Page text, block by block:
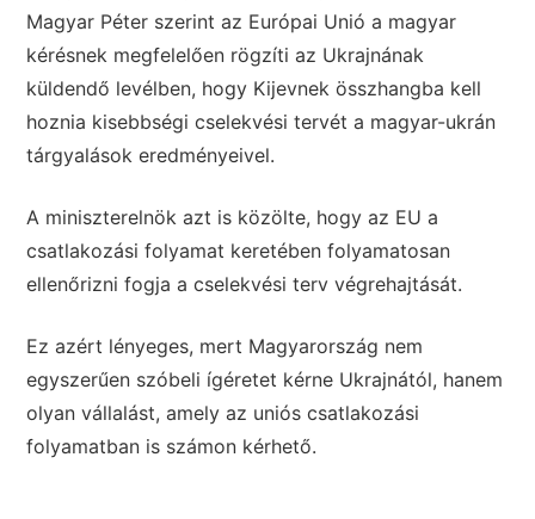
Magyar Péter szerint az Európai Unió a magyar
kérésnek megfelelően rögzíti az Ukrajnának
küldendő levélben, hogy Kijevnek összhangba kell
hoznia kisebbségi cselekvési tervét a magyar-ukrán
tárgyalások eredményeivel.
A miniszterelnök azt is közölte, hogy az EU a
csatlakozási folyamat keretében folyamatosan
ellenőrizni fogja a cselekvési terv végrehajtását.
Ez azért lényeges, mert Magyarország nem
egyszerűen szóbeli ígéretet kérne Ukrajnától, hanem
olyan vállalást, amely az uniós csatlakozási
folyamatban is számon kérhető.